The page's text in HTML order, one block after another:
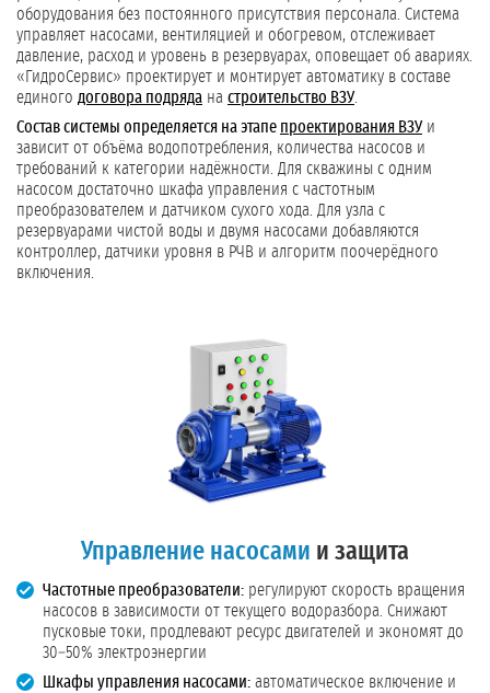
оборудования без постоянного присутствия персонала. Система
управляет насосами, вентиляцией и обогревом, отслеживает
давление, расход и уровень в резервуарах, оповещает об авариях.
«ГидроСервис» проектирует и монтирует автоматику в составе
единого договора подряда на строительство ВЗУ.
Состав системы определяется на этапе проектирования ВЗУи
зависит от объёма водопотребления, количества насосов и
требований к категории надёжности. Для скважины с одним
насосом достаточно шкафа управления с частотным
преобразователем и датчиком сухого хода. Для узла с
резервуарами чистой воды и двумя насосами добавляются
контроллер, датчики уровня в РЧВ и алгоритм поочерёдного
включения.
Управление насосами и защита
Частотные преобразователи: регулируют скорость вращения
насосов в зависимости от текущего водоразбора. Снижают
пусковые токи, продлевают ресурс двигателей и экономят до
30–50% электроэнергии
Шкафы управления насосами: автоматическое включение и